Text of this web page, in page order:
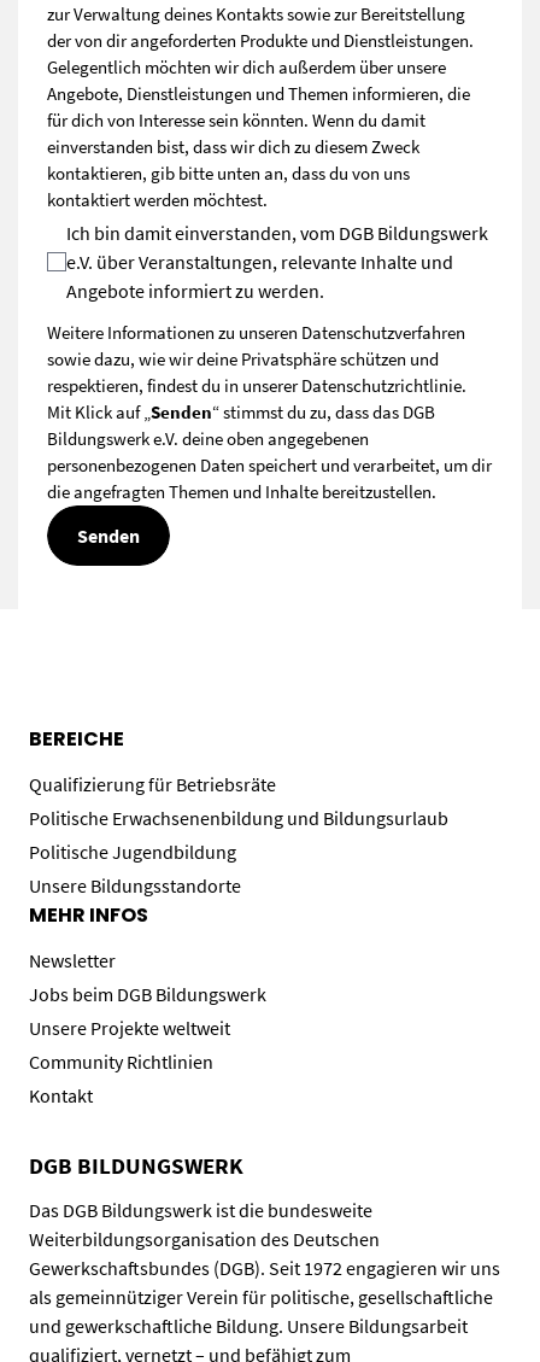
zur Verwaltung deines Kontakts sowie zur Bereitstellung
der von dir angeforderten Produkte und Dienstleistungen.
Gelegentlich möchten wir dich außerdem über unsere
Angebote, Dienstleistungen und Themen informieren, die
für dich von Interesse sein könnten. Wenn du damit
einverstanden bist, dass wir dich zu diesem Zweck
kontaktieren, gib bitte unten an, dass du von uns
kontaktiert werden möchtest.
Ich bin damit einverstanden, vom DGB Bildungswerk
e.V. über Veranstaltungen, relevante Inhalte und
Angebote informiert zu werden.
Weitere Informationen zu unseren Datenschutzverfahren
sowie dazu, wie wir deine Privatsphäre schützen und
respektieren, findest du in unsererDatenschutzrichtlinie.
Mit Klick auf „Senden“ stimmst du zu, dass das DGB
Bildungswerk e.V. deine oben angegebenen
personenbezogenen Daten speichert und verarbeitet, um dir
die angefragten Themen und Inhalte bereitzustellen.
DGB BILDUNGSWERK
Das DGB Bildungswerk ist die bundesweite
Weiterbildungsorganisation des Deutschen
Gewerkschaftsbundes (DGB). Seit 1972 engagieren wir uns
als gemeinnütziger Verein für politische, gesellschaftliche
und gewerkschaftliche Bildung. Unsere Bildungsarbeit
qualifiziert, vernetzt – und befähigt zum
BEREICHE
Qualifizierung für Betriebsräte
Politische Erwachsenenbildung und Bildungsurlaub
Politische Jugendbildung
Unsere Bildungsstandorte
MEHR INFOS
Newsletter
Jobs beim DGB Bildungswerk
Unsere Projekte weltweit
Community Richtlinien
Kontakt